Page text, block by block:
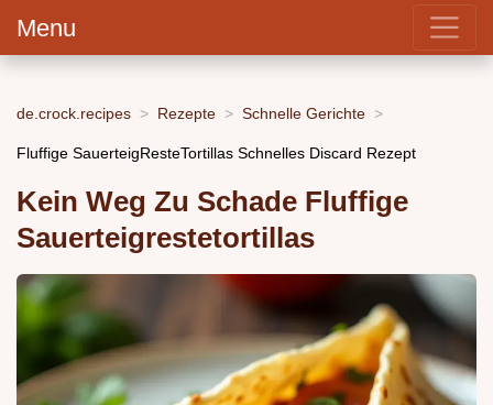
Menu
de.crock.recipes Rezepte Schnelle Gerichte
Fluffige SauerteigResteTortillas Schnelles Discard Rezept
Kein Weg Zu Schade Fluffige
Sauerteigrestetortillas